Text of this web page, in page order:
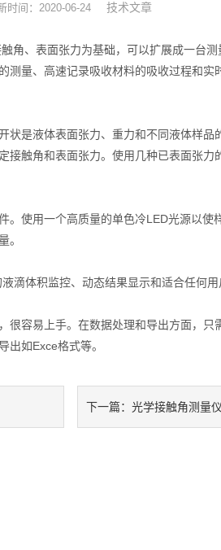
时间：2020-06-24 技术文章
角、表面张力为基础，可以扩展成一台
量、高速记录吸收材料的吸收过程和实
是液体表面张力、重力和不同液体样品
触角和表面张力。使用几种已表面张
使用一个高质量的单色冷LED光源以使
。
体积监控、动态结果显示和适合任何用
容易上手。在数据处理和导出方面，只
出如Exce格式等。
下一篇：光学接触角测量